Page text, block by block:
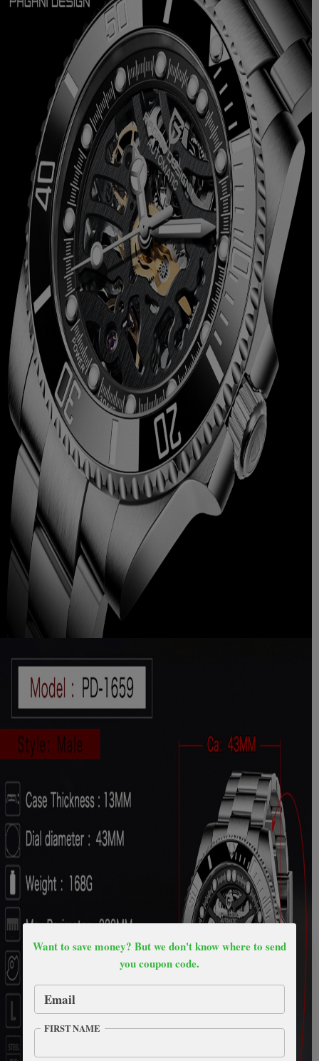
Want to save money? But we don't know where to send
you coupon code.
Email
FIRST NAME